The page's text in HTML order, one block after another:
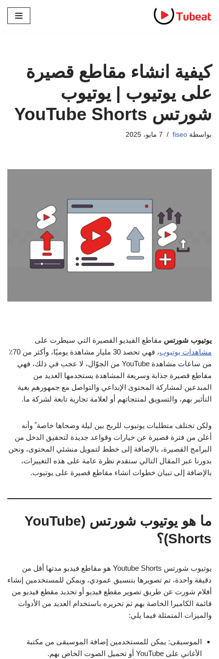
كيفية انشاء مقاطع قصيرة
على يوتيوب | يوتيوب
شورتس YouTube Shorts
بواسطة fiseo 7 مايو، 2025
يوتيوب شورتس مقاطع الفيديو القصيرة التي سيطرت على
مشاهدات يوتيوب
، فهي تحصد 30 مليار مشاهدة يوميًا، وأكثر من 70٪
من ساعات مشاهدة YouTube من الجوّال، لا عجب في ذلك، فهي
مقاطع قصيرة جذابة وسريعة المشاهدة يستخدمها العديد من
المبدعين لمشاركة المحتوى الإبداعي والتواصل مع جمهورهم بغية
التأثير بهم، والتسويق لمنتجاتهم أو لعلامة تجارية تابعة لشركة ما.
ولكن تختلف متطلبات يوتيوب للربح بين ليلة وضحاها خاصة ً وأنه
أعلن من فترة قصيرة عن خيارات وقواعد جديدة لتحقيق الدخل من
البرامج القصيرة، بالإضافة إلى خطط لتمويل منشئي المحتوى، ونحن
بدورنا عبر المقال التالي سنقدم نظرة عامة على هذه التغييرات،
بالإضافة إلى تبيان خطوات انشاء مقاطع قصيرة على يوتيوب.
ما هو يوتيوب شورتس
(YouTube
Shorts)؟
يوتيوب شورتس Youtube Shorts هو مقاطع فيديو مدتها أقل من
دقيقة واحدة، تم تصويرها بتنسيق عمودي، ويمكن للمستخدمين إنشاء
أفلام شورت عن طريق تصوير مقطع فيديو أو تحديد مقطع فيديو من
قائمة الكاميرا الخاصة بهم ثم تحريره باستخدام العديد من الأدوات
والميزات المتمثلة فيما يلي:
الموسيقى: يمكن للمستخدمين إضافة الموسيقى من مكتبة
الأغاني على YouTube أو تحميل الصوت الخاص بهم.